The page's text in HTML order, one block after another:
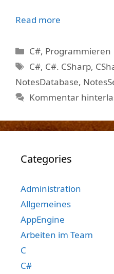
Read more
Kategorien
C#, Programmieren
Schlagwörter
C#, C#. CSharp,
NotesDatabase,
Kommentar
Categories
Administration
Allgemeines
AppEngine
Arbeiten im Team
C
C#